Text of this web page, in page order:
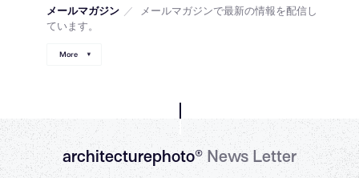
メールマガジン ／
メールマガジンで最新の情報を配信し
ています。
More
architecturephoto®News Letter